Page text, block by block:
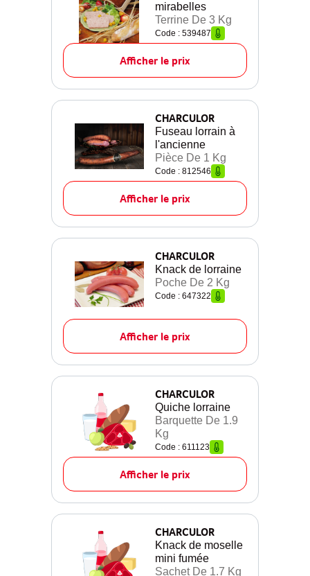
mirabelles
Terrine De 3 Kg
Code : 539487
Afficher le prix
CHARCULOR
Fuseau lorrain à
l'ancienne
Pièce De 1 Kg
Code : 812546
Afficher le prix
CHARCULOR
Knack de lorraine
Poche De 2 Kg
Code : 647322
Afficher le prix
CHARCULOR
Quiche lorraine
Barquette De 1.9
Kg
Code : 611123
Afficher le prix
CHARCULOR
Knack de moselle
mini fumée
Sachet De 1.7 Kg